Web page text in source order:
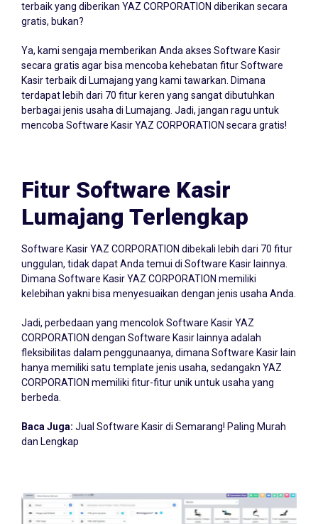
terbaik yang diberikan YAZ CORPORATION diberikan secara
gratis, bukan?
Ya, kami sengaja memberikan Anda akses Software Kasir
secara gratis agar bisa mencoba kehebatan fitur Software
Kasir terbaik di Lumajang yang kami tawarkan. Dimana
terdapat lebih dari 70 fitur keren yang sangat dibutuhkan
berbagai jenis usaha di Lumajang. Jadi, jangan ragu untuk
mencoba Software Kasir YAZ CORPORATION secara gratis!
Fitur Software Kasir
Lumajang Terlengkap
Software Kasir YAZ CORPORATION dibekali lebih dari 70 fitur
unggulan, tidak dapat Anda temui di Software Kasir lainnya.
Dimana Software Kasir YAZ CORPORATION memiliki
kelebihan yakni bisa menyesuaikan dengan jenis usaha Anda.
Jadi, perbedaan yang mencolok Software Kasir YAZ
CORPORATION dengan Software Kasir lainnya adalah
fleksibilitas dalam penggunaanya, dimana Software Kasir lain
hanya memiliki satu template jenis usaha, sedangakn YAZ
CORPORATION memiliki fitur-fitur unik untuk usaha yang
berbeda.
Baca Juga: Jual Software Kasir di Semarang! Paling Murah
dan Lengkap